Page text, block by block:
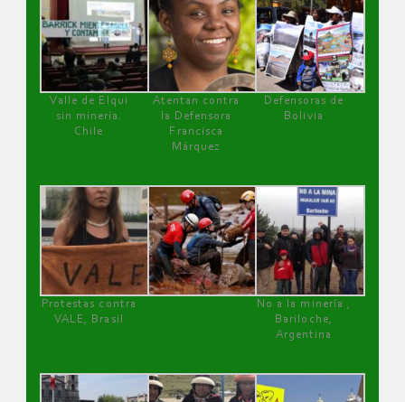
Valle de Elqui
sin minería.
Chile
Atentan contra
la Defensora
Francisca
Márquez
Defensoras de
Bolivia
Protestas contra
VALE, Brasil
No a la minería ,
Bariloche,
Argentina